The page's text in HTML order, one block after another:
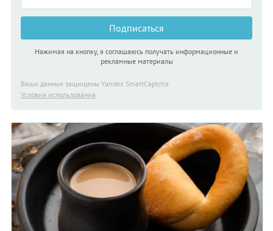
Подписаться
Нажимая на кнопку, я соглашаюсь получать информационные и
рекламные материалы
Ваши данные защищены Yandex SmartCaptcha
Условия использования